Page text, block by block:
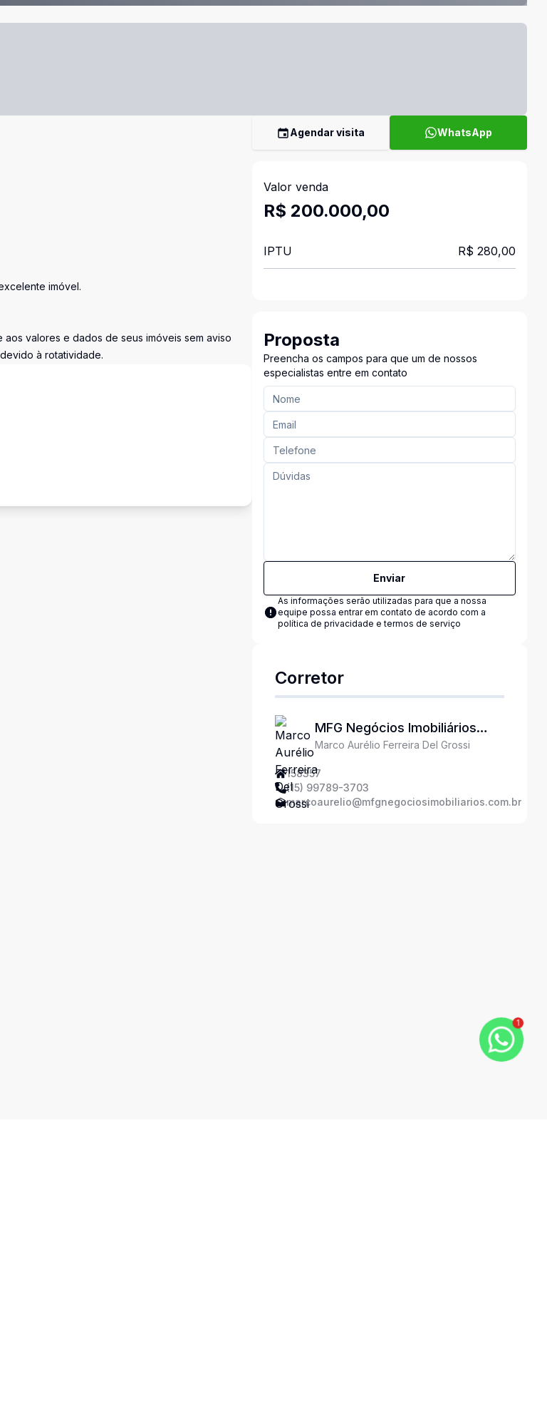
imóvel.
valores e dados de seus imóveis sem aviso
à rotatividade.
Agendar visita WhatsApp
Valor venda
R$ 200.000,00
IPTU R$ 280,00
Proposta
Preencha os campos para que um de nossos
especialistas entre em contato
Enviar
As informações serão utilizadas para que a nossa
equipe possa entrar em contato de acordo com a
política de privacidade e termos de serviço
Corretor
MFG Negócios Imobiliários
Ltda
Marco Aurélio Ferreira Del Grossi
158357
(15) 99789-3703
marcoaurelio@mfgnegociosimobiliarios.com.br
1